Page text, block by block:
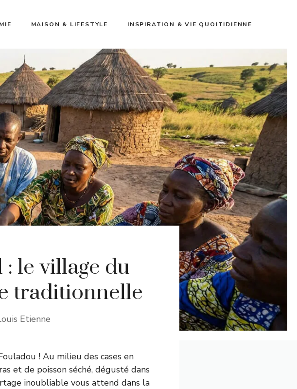
MAISON & LIFESTYLE INSPIRATION & VIE QUOITIDIENNE
: le village du
traditionnelle
Etienne
! Au milieu des cases en
et de poisson séché, dégusté dans
inoubliable vous attend dans la